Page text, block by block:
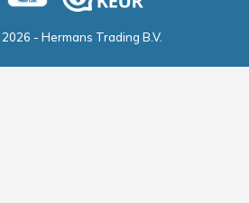
2026 - Hermans Trading B.V.